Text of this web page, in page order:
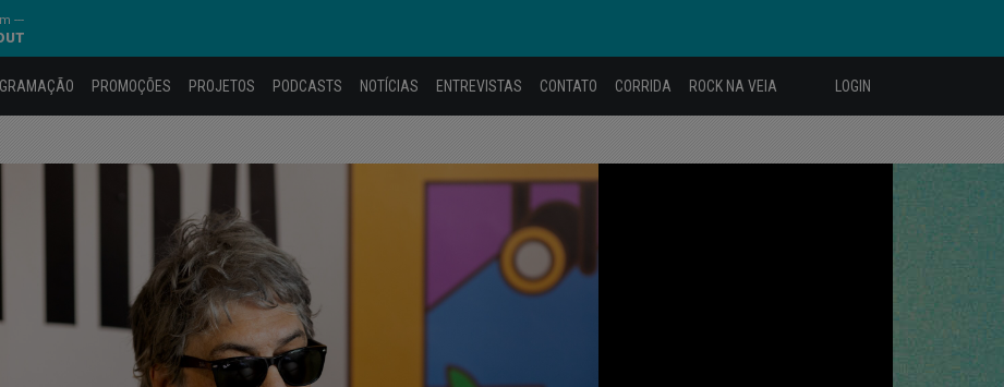
---
PROMOÇÕES PROJETOS PODCASTS NOTÍCIAS ENTREVISTAS CONTATO CORRIDA ROCK NA VEIA LOGIN